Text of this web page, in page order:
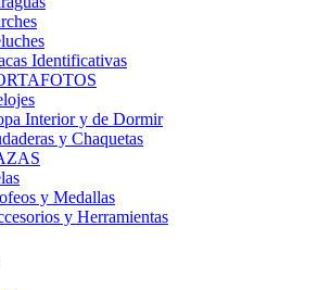
Identificativas
Interior y de Dormir
y Chaquetas
y Medallas
y Herramientas